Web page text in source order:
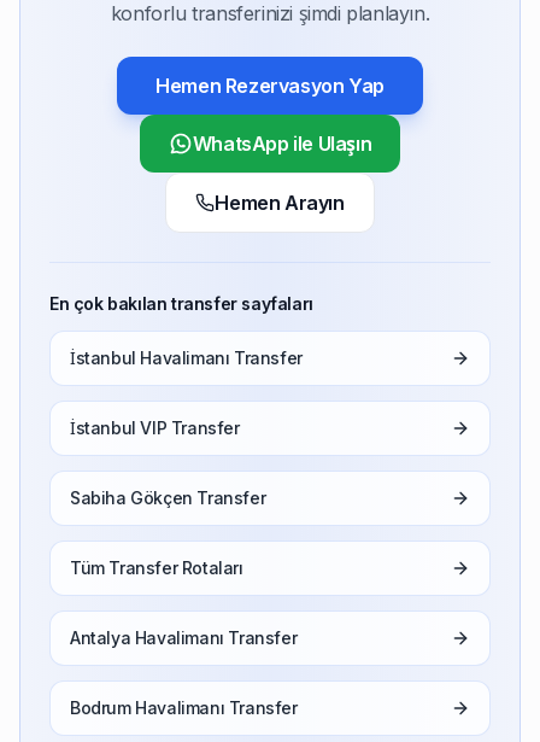
konforlu transferinizi şimdi planlayın.
Hemen Rezervasyon Yap
WhatsApp ile Ulaşın
Hemen Arayın
En çok bakılan transfer sayfaları
İstanbul Havalimanı Transfer
İstanbul VIP Transfer
Sabiha Gökçen Transfer
Tüm Transfer Rotaları
Antalya Havalimanı Transfer
Bodrum Havalimanı Transfer